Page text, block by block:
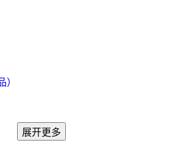
展开更多